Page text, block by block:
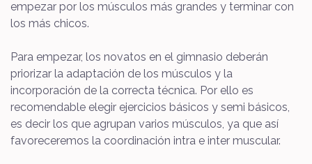
empezar por los músculos más grandes y terminar con
los más chicos.
Para empezar, los novatos en el gimnasio deberán
priorizar la adaptación de los músculos y la
incorporación de la correcta técnica. Por ello es
recomendable elegir ejercicios básicos y semi básicos,
es decir los que agrupan varios músculos, ya que así
favoreceremos la coordinación intra e inter muscular.